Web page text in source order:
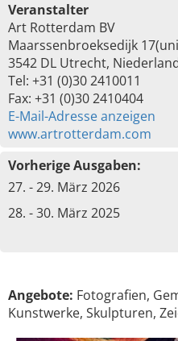
Veranstalter
Art Rotterdam BV
Maarssenbroeksedijk
3542 DL Utrecht,
Tel: +31 (0)30 2410011
Fax: +31 (0)30 2410404
E-Mail-Adresse anzeigen
www.artrotterdam.com
Vorherige Ausgaben:
27. - 29. März 2026
28. - 30. März 2025
Angebote: Fotografien,
Kunstwerke, Skulpturen,